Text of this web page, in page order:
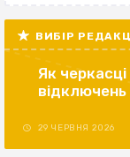
ВИБІР
Як
відключень
29 ЧЕРВНЯ 2026